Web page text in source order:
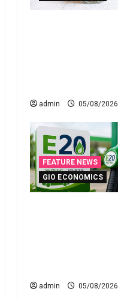
admin 05/08/2026
FEATURE NEWS
GIO ECONOMICS
admin 05/08/2026